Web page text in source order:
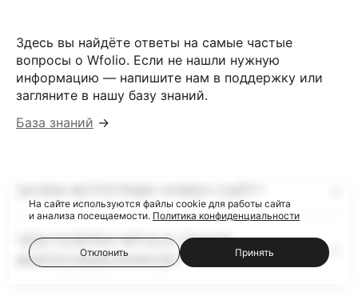
Здесь вы найдёте ответы на самые частые
вопросы о Wfolio. Если не нашли нужную
информацию — напишите нам в поддержку или
загляните в нашу базу знаний.
База знаний →
ЧЕМ ГАЛЕРЕИ WFOLIO ЛУЧШЕ
ФАЙЛООБМЕННИКОВ?
На сайте используются файлы cookie для работы сайта
и анализа посещаемости. Политика конфиденциальности
Отклонить Принять